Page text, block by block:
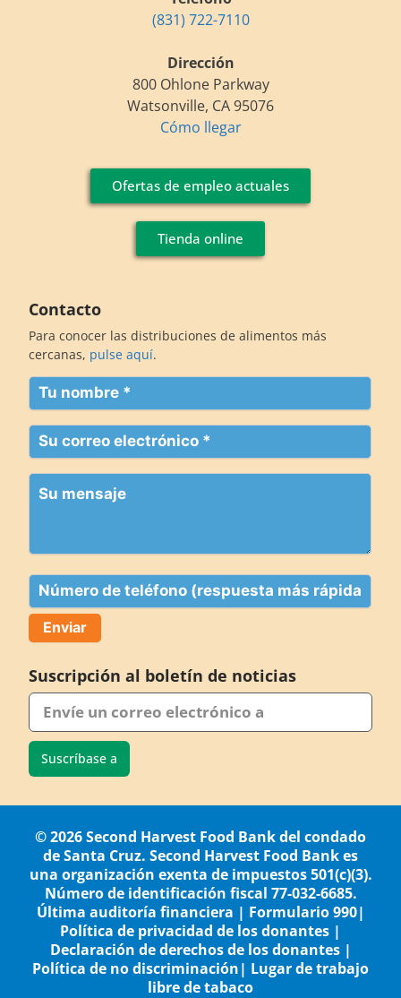
(831) 722-7110
Dirección
800 Ohlone Parkway
Watsonville, CA 95076
Cómo llegar
Ofertas de empleo actuales
Tienda online
Contacto
Para conocer las distribuciones de alimentos más
cercanas, pulse aquí.
Su
nombre
(Obligatorio)
Su
correo
electrónico
(Obligatorio)
Su
mensaje
Teléfono
Suscripción al boletín de noticias
Suscríbase a
© 2026 Second Harvest Food Bank del condado
de Santa Cruz. Second Harvest Food Bank es
una organización exenta de impuestos 501(c)(3).
Número de identificación fiscal 77-032-6685.
Última auditoría financiera | Formulario 990|
Política de privacidad de los donantes |
Declaración de derechos de los donantes|
Política de no discriminación| Lugar de trabajo
libre de tabaco